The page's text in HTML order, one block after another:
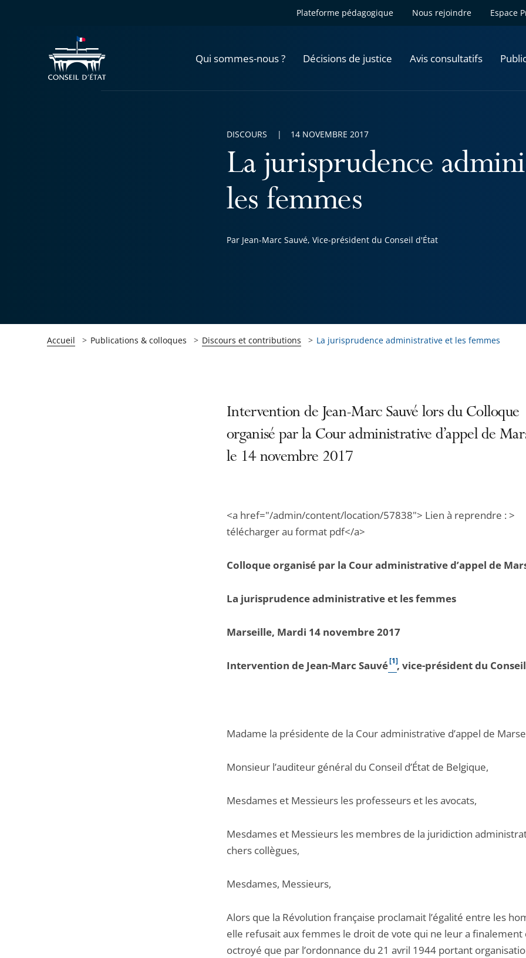
Plateforme pédagogique Nous rejoindre Espace
Qui sommes-nous ? Décisions de justice Avis consultatifs
La jurisprudence
les femmes
Par Jean-Marc Sauvé, Vice-président du Conseil d'État
DISCOURS 14 NOVEMBRE 2017
Accueil Publications & colloques Discours et contributions La jurisprudence administrative et les femmes
Intervention de Jean-Marc Sauvé lors du Colloque
organisé par la Cour administrative d’appel de
le 14 novembre 2017
<a href="/admin/content/location/57838"> Lien à reprendre : >
télécharger au format pdf</a>
Colloque organisé par la Cour administrative d’appel de
La jurisprudence administrative et les femmes
Marseille, Mardi 14 novembre 2017
Intervention de Jean-Marc Sauvé[1], vice-président du
Madame la présidente de la Cour administrative d’appel de
Monsieur l’auditeur général du Conseil d’État de Belgique,
Mesdames et Messieurs les professeurs et les avocats,
Mesdames et Messieurs les membres de la juridiction
chers collègues,
Mesdames, Messieurs,
Alors que la Révolution française proclamait l’égalité entre les
elle refusait aux femmes le droit de vote qui ne leur a finalement
octroyé que par l’ordonnance du 21 avril 1944 portant